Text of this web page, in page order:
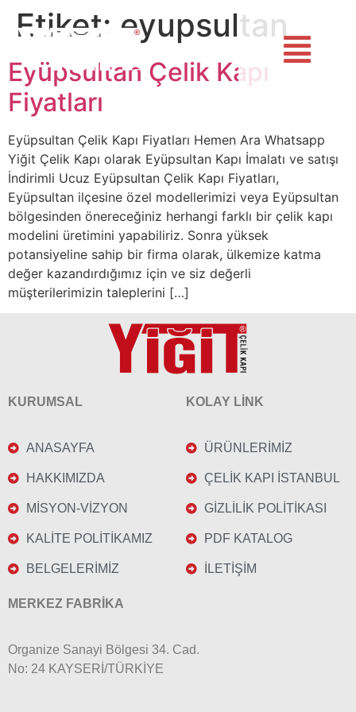
Etiket: eyupsultan
Eyüpsultan Çelik Kapı
Fiyatları
Eyüpsultan Çelik Kapı Fiyatları Hemen Ara Whatsapp
Yiğit Çelik Kapı olarak Eyüpsultan Kapı İmalatı ve satışı
İndirimli Ucuz Eyüpsultan Çelik Kapı Fiyatları,
Eyüpsultan ilçesine özel modellerimizi veya Eyüpsultan
bölgesinden önereceğiniz herhangi farklı bir çelik kapı
modelini üretimini yapabiliriz. Sonra yüksek
potansiyeline sahip bir firma olarak, ülkemize katma
değer kazandırdığımız için ve siz değerli
müşterilerimizin taleplerini […]
KURUMSAL
ANASAYFA
HAKKIMIZDA
MİSYON-VİZYON
KALİTE POLİTİKAMIZ
BELGELERİMİZ
KOLAY LİNK
ÜRÜNLERİMİZ
ÇELİK KAPI İSTANBUL
GİZLİLİK POLİTİKASI
PDF KATALOG
İLETİŞİM
MERKEZ FABRİKA
Organize Sanayi Bölgesi 34. Cad.
No: 24 KAYSERİ/TÜRKİYE